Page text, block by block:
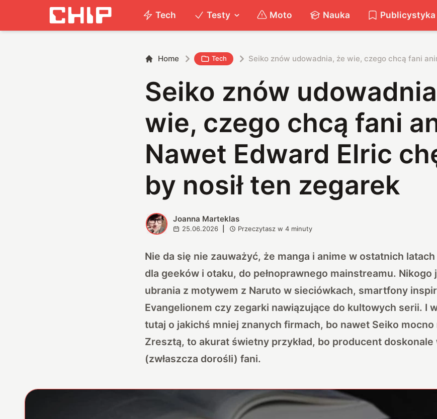
Tech Testy Moto Nauka Publicystyka
Home Tech Seiko znów udowadnia, że wie, czego chcą fani
Seiko znów
wie, czego chcą fani
Nawet Edward Elric
by nosił ten zegarek
J Joanna Marteklas
25.06.2026 Przeczytasz w4 minuty
Nie da się nie zauważyć, że manga i anime w ostatnich
dla geeków i otaku, do pełnoprawnego mainstreamu. Nikogo
ubrania z motywem z Naruto w sieciówkach, smartfony
Evangelionem czy zegarki nawiązujące do kultowych serii. I
tutaj o jakichś mniej znanych firmach, bo nawet Seiko
Zresztą, to akurat świetny przykład, bo producent doskonale
(zwłaszcza dorośli) fani.